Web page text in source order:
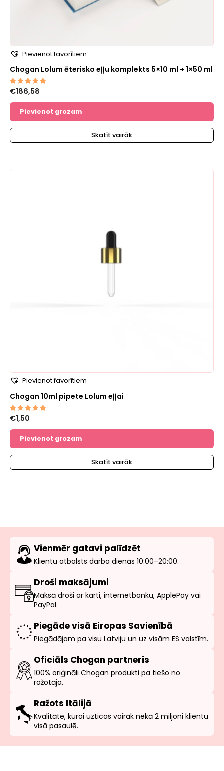
Pievienot favorītiem
Chogan Lolum ēterisko eļļu komplekts 5×10 ml + 1×50 ml
Novērtēts
ar
5.00
€186,58
Pievienot grozam
Skatīt vairāk
Pievienot favorītiem
Chogan 10ml pipete Lolum eļļai
Novērtēts
ar
5.00
€1,50
Pievienot grozam
Skatīt vairāk
Vienmēr gatavi palīdzēt
Klientu atbalsts darba dienās 10:00–20:00.
Droši maksājumi
Maksā droši ar karti, internetbanku, ApplePay vai
PayPal.
Piegāde visā Eiropas Savienībā
Piegādājam pa visu Latviju un uz visām ES valstīm.
Oficiāls Chogan partneris
100% oriģināli Chogan produkti pa tiešo no
ražotāja.
Ražots Itālijā
Kvalitāte, kurai uzticas vairāk nekā 2 miljoni klientu
visā pasaulē.